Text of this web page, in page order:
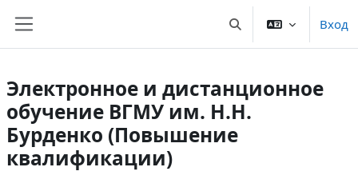
Изменить данныеВход
Электронное и дистанционное
обучение ВГМУ им. Н.Н.
Бурденко (Повышение
квалификации)